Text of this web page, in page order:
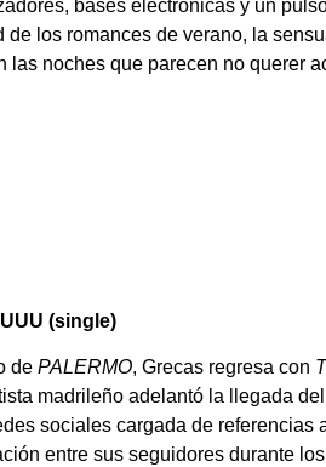
bases electrónicas y un
de los romances de verano, la
las noches que parecen no querer
(single)
de PALERMO, Grecas regresa con
madrileño adelantó la llegada
sociales cargada de referencias
entre sus seguidores durante